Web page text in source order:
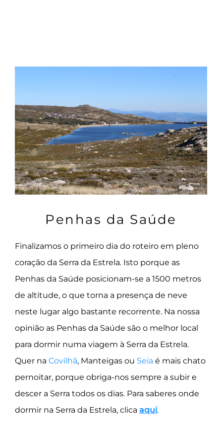
Penhas da Saúde
Finalizamos o primeiro dia do roteiro em pleno
coração da Serra da Estrela. Isto porque as
Penhas da Saúde posicionam-se a 1500 metros
de altitude, o que torna a presença de neve
neste lugar algo bastante recorrente. Na nossa
opinião as Penhas da Saúde são o melhor local
para dormir numa viagem à Serra da Estrela.
Quer na Covilhã, Manteigas ou Seia é mais chato
pernoitar, porque obriga-nos sempre a subir e
descer a Serra todos os dias. Para saberes onde
dormir na Serra da Estrela, clica aqui.